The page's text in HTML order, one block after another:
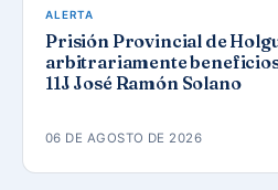
ALERTA
Prisión Provincial de
arbitrariamente
11J José Ramón Solano
06 DE AGOSTO DE 2026